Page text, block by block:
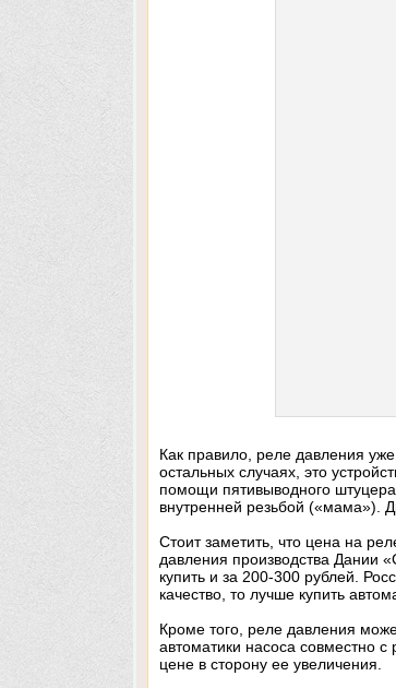
Как правило, реле давления
остальных случаях, это
помощи пятивыводного
внутренней резьбой («мама»).
Стоит заметить, что цена на
давления производства Дании
купить и за 200-300 рублей.
качество, то лучше купить
Кроме того, реле давления
автоматики насоса совместно
цене в сторону ее увеличения.